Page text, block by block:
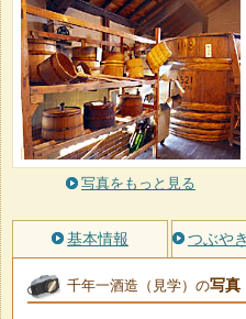
写真をもっと見る
基本情報 つぶや
千年一酒造（見学）の写真